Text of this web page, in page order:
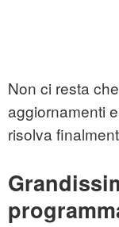
Non ci resta
aggiornamenti
risolva